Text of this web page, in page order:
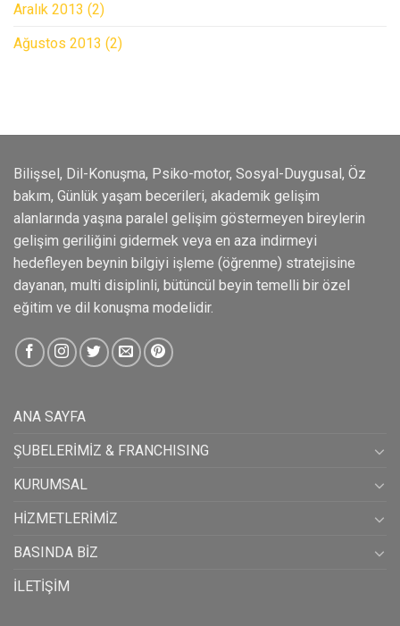
Aralık 2013 (2)
Ağustos 2013 (2)
Bilişsel, Dil-Konuşma, Psiko-motor, Sosyal-Duygusal, Öz
bakım, Günlük yaşam becerileri, akademik gelişim
alanlarında yaşına paralel gelişim göstermeyen bireylerin
gelişim geriliğini gidermek veya en aza indirmeyi
hedefleyen beynin bilgiyi işleme (öğrenme) stratejisine
dayanan, multi disiplinli, bütüncül beyin temelli bir özel
eğitim ve dil konuşma modelidir.
ANA SAYFA
ŞUBELERİMİZ & FRANCHISING
KURUMSAL
HİZMETLERİMİZ
BASINDA BİZ
İLETİŞİM